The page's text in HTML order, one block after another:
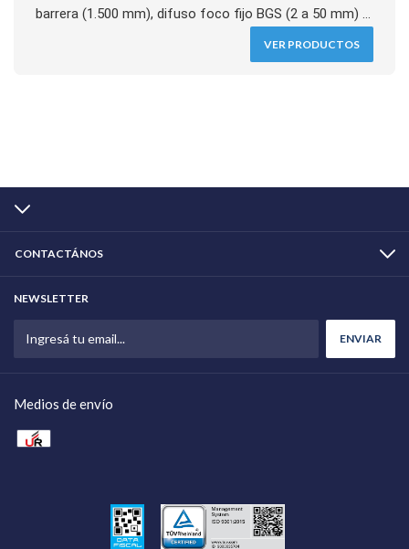
barrera (1.500 mm), difuso foco fijo BGS (2 a 50 mm) y
seleccionar Light-ON o Dark-ON en el mismo sensor.
VER PRODUCTOS
CONTACTÁNOS
NEWSLETTER
Medios de envío